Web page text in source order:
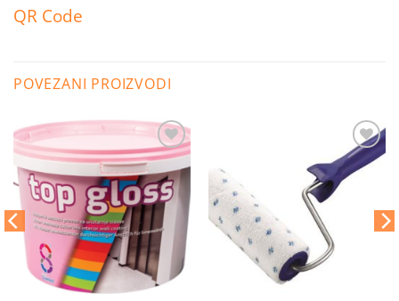
QR Code
POVEZANI PROIZVODI
Dodaj
na
listu
želja
Dodaj
na